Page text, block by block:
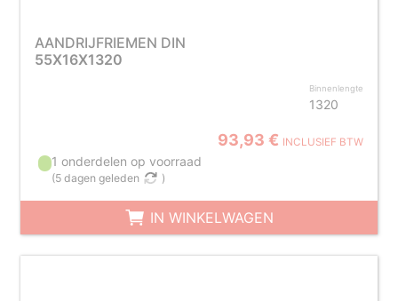
AANDRIJFRIEMEN DIN
55X16X1320
Binnenlengte
1320
93,93 € INCLUSIEF BTW
1 onderdelen op voorraad
(5 dagen geleden )
IN WINKELWAGEN